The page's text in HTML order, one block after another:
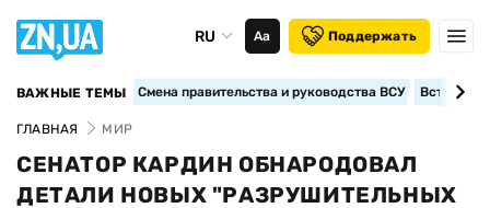
RU Аа Поддержать
ВАЖНЫЕ ТЕМЫ Смена правительства и руководства ВСУ
ГЛАВНАЯ МИР
СЕНАТОР КАРДИН ОБНАРОДОВАЛ
ДЕТАЛИ НОВЫХ "РАЗРУШИТЕЛЬНЫХ